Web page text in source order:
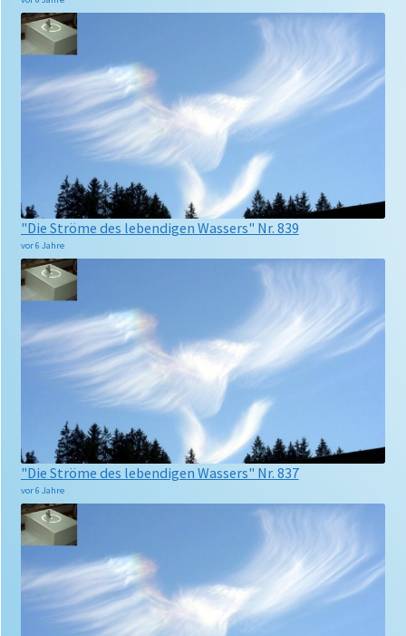
"Die Ströme des lebendigen Wassers" Nr. 839
vor 6 Jahre
"Die Ströme des lebendigen Wassers" Nr. 837
vor 6 Jahre